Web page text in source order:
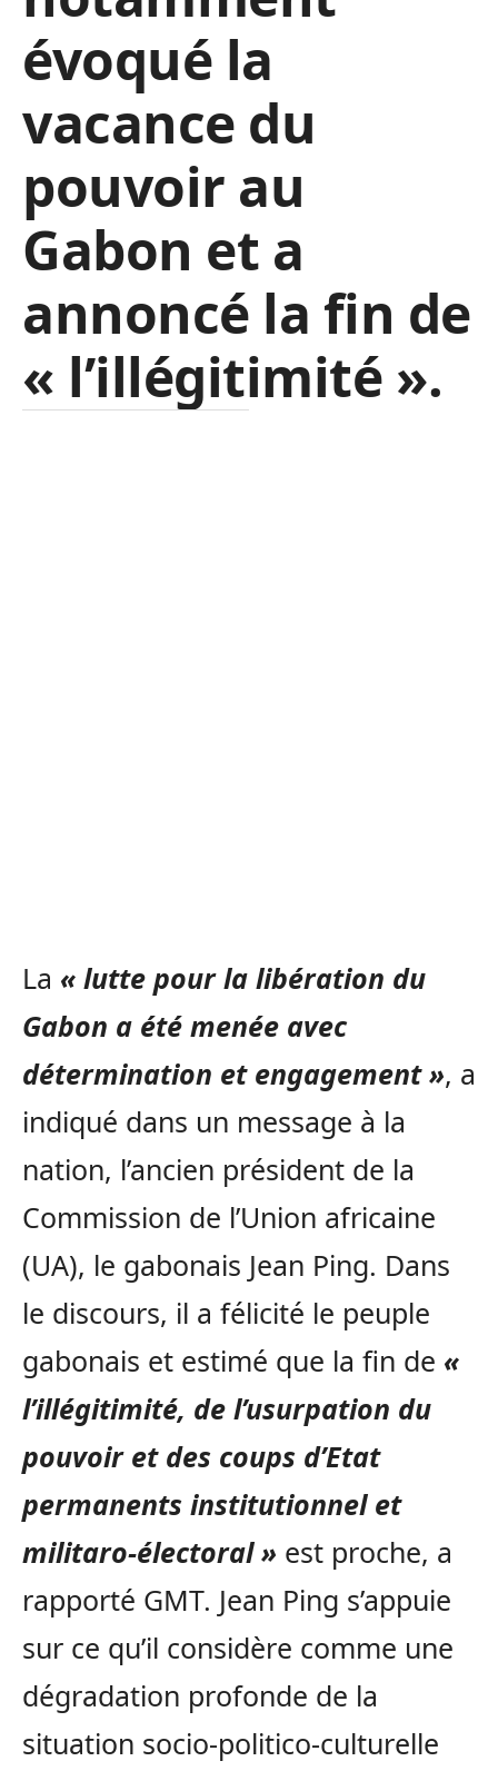
évoqué la
vacance du
pouvoir au
Gabon et a
annoncé la fin de
« l’illégitimité ».
La « lutte pour la libération du
Gabon a été menée avec
détermination et engagement », a
indiqué dans un message à la
nation, l’ancien président de la
Commission de l’Union africaine
(UA), le gabonais Jean Ping. Dans
le discours, il a félicité le peuple
gabonais et estimé que la fin de «
l’illégitimité, de l’usurpation du
pouvoir et des coups d’Etat
permanents institutionnel et
militaro-électoral » est proche, a
rapporté GMT. Jean Ping s’appuie
sur ce qu’il considère comme une
dégradation profonde de la
situation socio-politico-culturelle